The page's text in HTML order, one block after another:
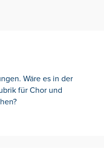
Wäre es in der
für Chor und